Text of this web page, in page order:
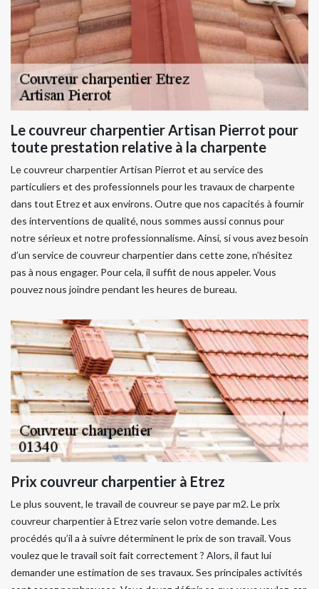
Le couvreur charpentier Artisan Pierrot pour
toute prestation relative à la charpente
Le couvreur charpentier Artisan Pierrot et au service des
particuliers et des professionnels pour les travaux de charpente
dans tout Etrez et aux environs. Outre que nos capacités à fournir
des interventions de qualité, nous sommes aussi connus pour
notre sérieux et notre professionnalisme. Ainsi, si vous avez besoin
d’un service de couvreur charpentier dans cette zone, n’hésitez
pas à nous engager. Pour cela, il suffit de nous appeler. Vous
pouvez nous joindre pendant les heures de bureau.
Prix couvreur charpentier à Etrez
Le plus souvent, le travail de couvreur se paye par m2. Le prix
couvreur charpentier à Etrez varie selon votre demande. Les
procédés qu’il a à suivre déterminent le prix de son travail. Vous
voulez que le travail soit fait correctement ? Alors, il faut lui
demander une estimation de ses travaux. Ses principales activités